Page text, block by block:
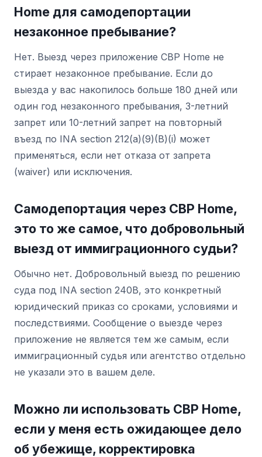
Home для самодепортации
незаконное пребывание?
Нет. Выезд через приложение CBP Home не
стирает незаконное пребывание. Если до
выезда у вас накопилось больше 180 дней или
один год незаконного пребывания, 3-летний
запрет или 10-летний запрет на повторный
въезд по INA section 212(a)(9)(B)(i) может
применяться, если нет отказа от запрета
(waiver) или исключения.
Самодепортация через CBP Home,
это то же самое, что добровольный
выезд от иммиграционного судьи?
Обычно нет. Добровольный выезд по решению
суда под INA section 240B, это конкретный
юридический приказ со сроками, условиями и
последствиями. Сообщение о выезде через
приложение не является тем же самым, если
иммиграционный судья или агентство отдельно
не указали это в вашем деле.
Можно ли использовать CBP Home,
если у меня есть ожидающее дело
об убежище, корректировка